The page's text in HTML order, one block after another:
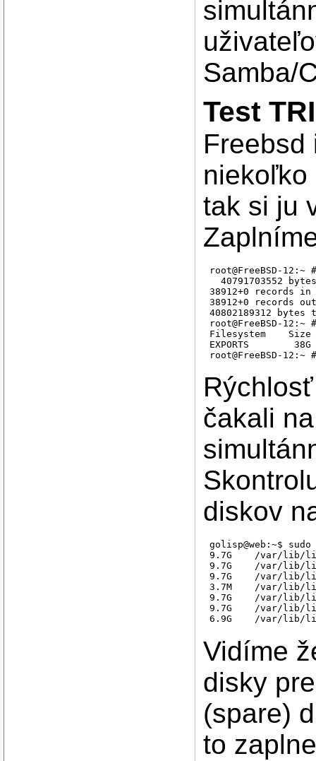
Samba/
Test
Freebsd
niekoľko
tak si ju
root@FreeBSD-
40791703552
38912+0 records in
38912+0 records
40802189312
root@FreeBSD-12:~
Filesystem    Size
EXPORTS
čakali
diskov
golisp@web:~$
9.7G	/var/lib/libvirt/images/FreeBSD-12-ZFS-1.qcow2
9.7G	/var/lib/libvirt/images/FreeBSD-12-ZFS-2.qcow2
9.7G	/var/lib/libvirt/images/FreeBSD-12-ZFS-3.qcow2
3.7M	/var/lib/libvirt/images/FreeBSD-12-ZFS-4.qcow2
9.7G	/var/lib/libvirt/images/FreeBSD-12-ZFS-5.qcow2
9.7G	/var/lib/libvirt/images/FreeBSD-12-ZFS-6.qcow2
Vidíme
disky
(spare)
to